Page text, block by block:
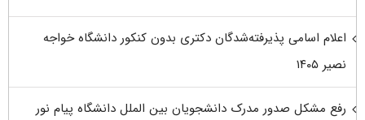
اعلام اسامی پذیرفته‌شدگان دکتری بدون کنکور دانشگاه خواجه
نصیر ۱۴۰۵
رفع مشکل صدور مدرک دانشجویان بین الملل دانشگاه پیام نور